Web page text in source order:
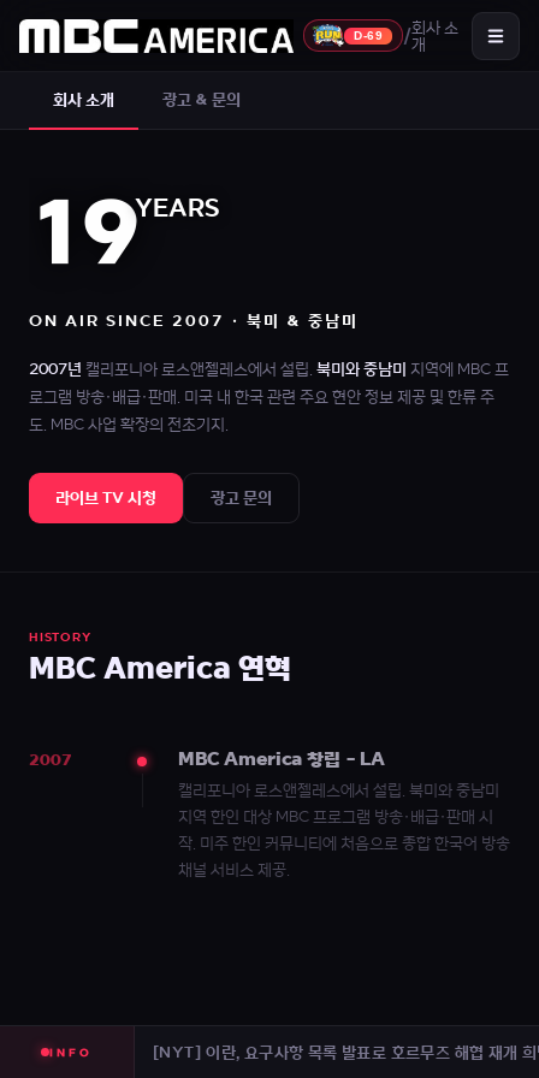
MBC America 회사 소개
D-69 /회사 소
개
회사 소개 광고 & 문의
19YEARS
ON AIR SINCE 2007 · 북미 & 중남미
2007년 캘리포니아 로스앤젤레스에서 설립. 북미와 중남미 지역에 MBC 프
로그램 방송·배급·판매. 미국 내 한국 관련 주요 현안 정보 제공 및 한류 주
도. MBC 사업 확장의 전초기지.
라이브 TV 시청 광고 문의
HISTORY
MBC America 연혁
2007 MBC America 창립 - LA
캘리포니아 로스앤젤레스에서 설립. 북미와 중남미
지역 한인 대상 MBC 프로그램 방송·배급·판매 시
작. 미주 한인 커뮤니티에 처음으로 종합 한국어 방송
채널 서비스 제공.
INFO
[NPR] 우크라이나, '영혼수집가' 올렉시 유코프 사망, 전
[NYT] 이란, 요구사항 목록 발표로 호르무즈 해협 재개